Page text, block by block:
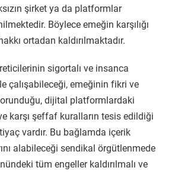
şirket ya da platformlar
Böylece emeğin karşılığı
ortadan kaldırılmaktadır.
sigortalı ve insanca
çalışabileceği, emeğinin fikri ve
dijital platformlardaki
karşı şeffaf kuralların tesis edildiği
vardır. Bu bağlamda içerik
alabileceği sendikal örgütlenmede
tüm engeller kaldırılmalı ve